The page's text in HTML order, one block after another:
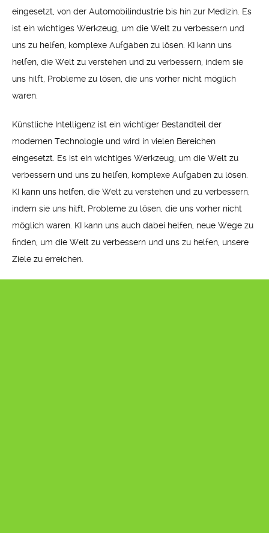
eingesetzt, von der Automobilindustrie bis hin zur Medizin. Es
ist ein wichtiges Werkzeug, um die Welt zu verbessern und
uns zu helfen, komplexe Aufgaben zu lösen. KI kann uns
helfen, die Welt zu verstehen und zu verbessern, indem sie
uns hilft, Probleme zu lösen, die uns vorher nicht möglich
waren.
Künstliche Intelligenz ist ein wichtiger Bestandteil der
modernen Technologie und wird in vielen Bereichen
eingesetzt. Es ist ein wichtiges Werkzeug, um die Welt zu
verbessern und uns zu helfen, komplexe Aufgaben zu lösen.
KI kann uns helfen, die Welt zu verstehen und zu verbessern,
indem sie uns hilft, Probleme zu lösen, die uns vorher nicht
möglich waren. KI kann uns auch dabei helfen, neue Wege zu
finden, um die Welt zu verbessern und uns zu helfen, unsere
Ziele zu erreichen.